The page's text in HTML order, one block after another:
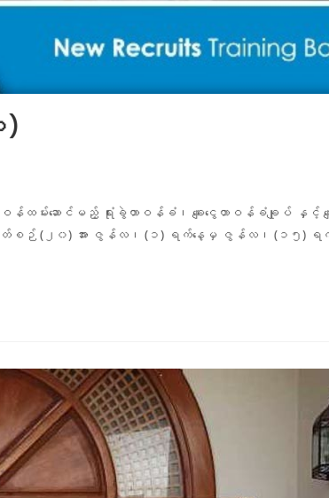
)
မ်းဆောင်မည့် ရုံးခွဲတာဝန်ခံ၊ ချေးငွေတာဝန်ခံချုပ် နှင့် ချ
စဉ် (၂၀) အား ဇွန်လ၊ (၁) ရက်နေ့မှ ဇွန်လ၊ (၁၅) ရက်န